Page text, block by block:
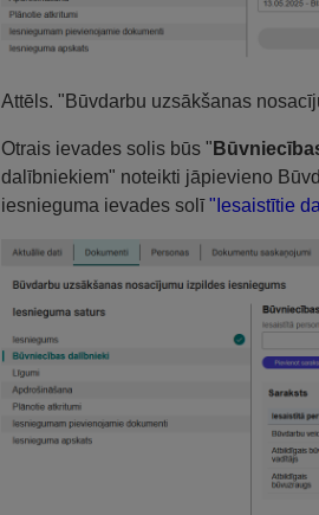
Attēls. "Būvdarbu uzsākšanas
Otrais ievades solis būs "
dalībniekiem" noteikti jāpievieno
iesnieguma ievades solī"Iesaistītie